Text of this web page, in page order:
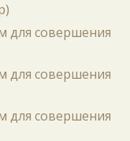
для совершения
для совершения
для совершения